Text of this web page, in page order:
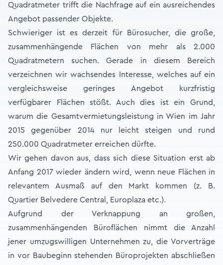
Quadratmeter trifft die Nachfrage auf ein ausreichendes
Angebot passender Objekte.
Schwieriger ist es derzeit für Bürosucher, die große,
zusammenhängende Flächen von mehr als 2.000
Quadratmetern suchen. Gerade in diesem Bereich
verzeichnen wir wachsendes Interesse, welches auf ein
vergleichsweise geringes Angebot kurzfristig
verfügbarer Flächen stößt. Auch dies ist ein Grund,
warum die Gesamtvermietungsleistung in Wien im Jahr
2015 gegenüber 2014 nur leicht steigen und rund
250.000 Quadratmeter erreichen dürfte.
Wir gehen davon aus, dass sich diese Situation erst ab
Anfang 2017 wieder ändern wird, wenn neue Flächen in
relevantem Ausmaß auf den Markt kommen (z. B.
Quartier Belvedere Central, Europlaza etc.).
Aufgrund der Verknappung an großen,
zusammenhängenden Büroflächen nimmt die Anzahl
jener umzugswilligen Unternehmen zu, die Vorverträge
in vor Baubeginn stehenden Büroprojekten abschließen